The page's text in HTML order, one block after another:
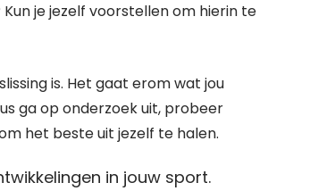
je jezelf voorstellen om hierin te
is. Het gaat erom wat jou
ga op onderzoek uit, probeer
het beste uit jezelf te halen.
in jouw sport.